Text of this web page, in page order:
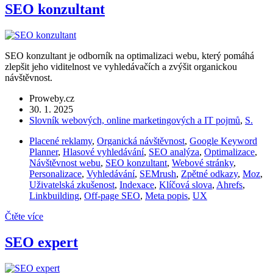
SEO konzultant
SEO konzultant je odborník na optimalizaci webu, který pomáhá
zlepšit jeho viditelnost ve vyhledávačích a zvýšit organickou
návštěvnost.
Proweby.cz
30. 1. 2025
Slovník webových, online marketingových a IT pojmů, S.
Placené reklamy, Organická návštěvnost, Google Keyword
Planner, Hlasové vyhledávání, SEO analýza, Optimalizace,
Návštěvnost webu, SEO konzultant, Webové stránky,
Personalizace, Vyhledávání, SEMrush, Zpětné odkazy, Moz,
Uživatelská zkušenost, Indexace, Klíčová slova, Ahrefs,
Linkbuilding, Off-page SEO, Meta popis, UX
Čtěte více
SEO expert